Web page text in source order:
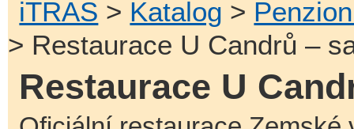
iTRAS > Katalog >
> Restaurace U Candrů –
Restaurace U